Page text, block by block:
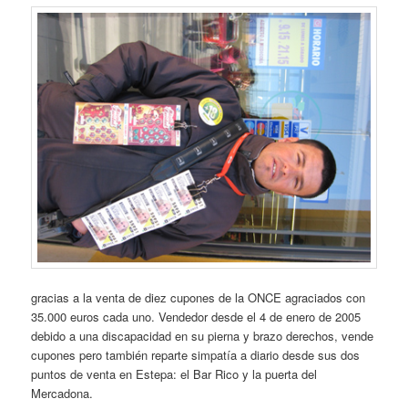
gracias a la venta de diez cupones de la ONCE agraciados con
35.000 euros cada uno. Vendedor desde el 4 de enero de 2005
debido a una discapacidad en su pierna y brazo derechos, vende
cupones pero también reparte simpatía a diario desde sus dos
puntos de venta en Estepa: el Bar Rico y la puerta del
Mercadona.